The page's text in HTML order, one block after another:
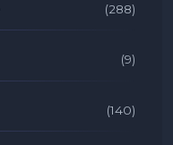
(288)
(9)
(140)